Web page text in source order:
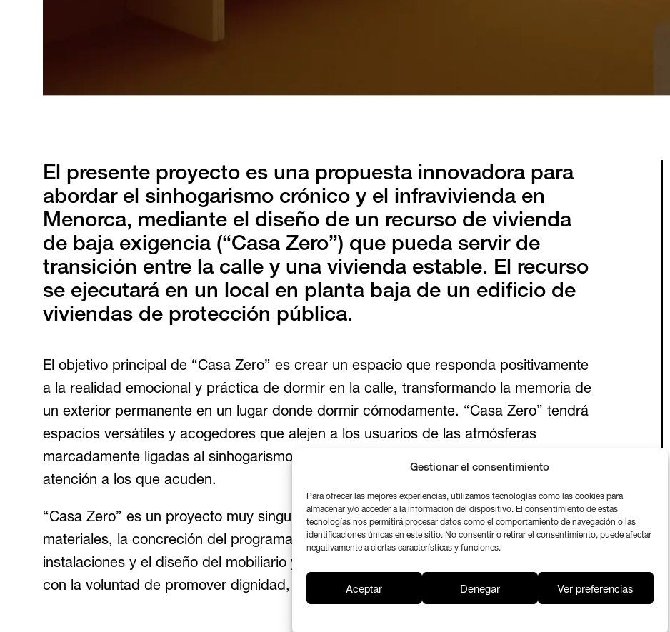
Gestionar el consentimiento
Para ofrecer las mejores experiencias, utilizamos tecnologías como las cookies para
almacenar y/o acceder a la información del dispositivo. El consentimiento de estas
tecnologías nos permitirá procesar datos como el comportamiento de navegación o las
identificaciones únicas en este sitio. No consentir o retirar el consentimiento, puede afectar
negativamente a ciertas características y funciones.
Aceptar Denegar Ver preferencias
El presente proyecto es una propuesta innovadora para
abordar el sinhogarismo crónico y el infravivienda en
Menorca, mediante el diseño de un recurso de vivienda
de baja exigencia (“Casa Zero”) que pueda servir de
transición entre la calle y una vivienda estable. El recurso
se ejecutará en un local en planta baja de un edificio de
viviendas de protección pública.
El objetivo principal de “Casa Zero” es crear un espacio que responda positivamente
a la realidad emocional y práctica de dormir en la calle, transformando la memoria de
un exterior permanente en un lugar donde dormir cómodamente. “Casa Zero” tendrá
espacios versátiles y acogedores que alejen a los usuarios de las atmósferas
marcadamente ligadas al sinhogarismo que normalmente caracterizan los espacios de
atención a los que acuden.
“Casa Zero” es un proyecto muy singular y específico, donde la elección de
materiales, la concreción del programa funcional, el funcionamiento de las
instalaciones y el diseño del mobiliario y de los detalles constructivos se han realizado
con la voluntad de promover dignidad, respeto e inclusión.